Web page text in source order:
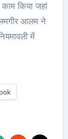
किया जहां
आलम ने
में